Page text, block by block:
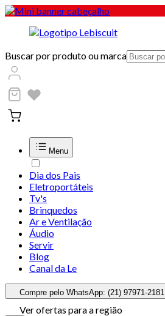
Buscar por produto ou marca
Menu
Dia dos Pais
Eletroportáteis
Tv's
Brinquedos
Ar e Ventilação
Áudio
Servir
Blog
Canal da Le
Compre pelo WhatsApp: (21) 97971-2181
Ver ofertas para a região